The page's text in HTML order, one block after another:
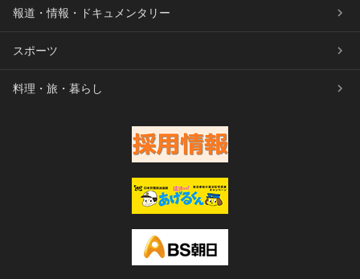
報道・情報・ドキュメンタリー
スポーツ
料理・旅・暮らし